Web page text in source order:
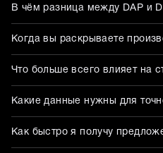
В чём разница между DAP и
Когда вы раскрываете
Что больше всего влияет на
Какие данные нужны для
Как быстро я получу